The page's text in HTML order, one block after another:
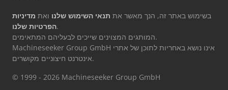
בשימוש באתר זה, הנך מאשר את תנאי השימוש שלנו ואת מדיניות
הפרטיות שלנו.
המותגים המצוינים שייכים לבעליהם המתאימים.
Machineseeker Group GmbH אינו נושא באחריות לתוכן של אתרי
אינטרנט חיצוניים מקושרים.
© 1999 - 2026 Machineseeker Group GmbH